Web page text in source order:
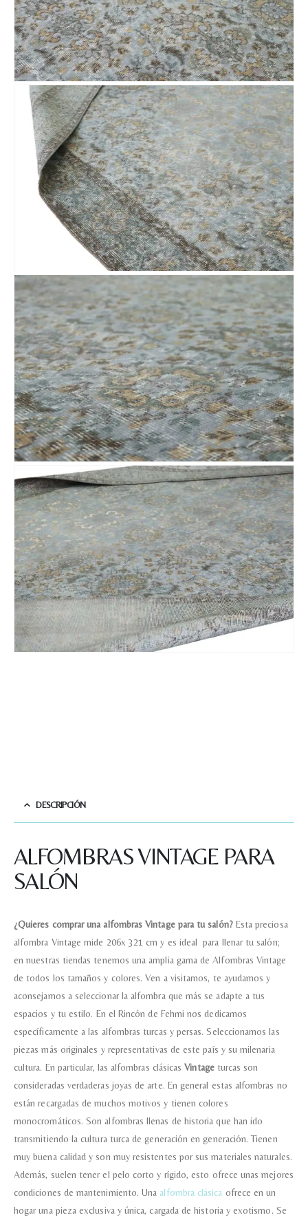
DESCRIPCIÓN
ALFOMBRAS VINTAGE PARA
SALÓN
¿Quieres comprar una alfombras Vintage para tu salón?Esta preciosa
alfombra Vintage mide 206x 321 cm y es ideal para llenar tu salón;
en nuestras tiendas tenemos una amplia gama de Alfombras Vintage
de todos los tamaños y colores. Ven a visitarnos, te ayudamos y
aconsejamos a seleccionar la alfombra que más se adapte a tus
espacios y tu estilo. En el Rincón de Fehmi nos dedicamos
específicamente a las alfombras turcas y persas. Seleccionamos las
piezas más originales y representativas de este país y su milenaria
cultura. En particular, las alfombras clásicasVintageturcas son
consideradas verdaderas joyas de arte. En general estas alfombras no
están recargadas de muchos motivos y tienen colores
monocromáticos. Son alfombras llenas de historia que han ido
transmitiendo la cultura turca de generación en generación. Tienen
muy buena calidad y son muy resistentes por sus materiales naturales.
Además, suelen tener el pelo corto y rígido, esto ofrece unas mejores
condiciones de mantenimiento. Una alfombra clásica ofrece en un
hogar una pieza exclusiva y única, cargada de historia y exotismo. Se
Nombre y apellido
Tu mensaje.